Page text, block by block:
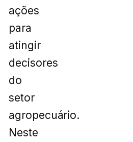
ações
para
atingir
decisores
do
setor
agropecuário.
Neste